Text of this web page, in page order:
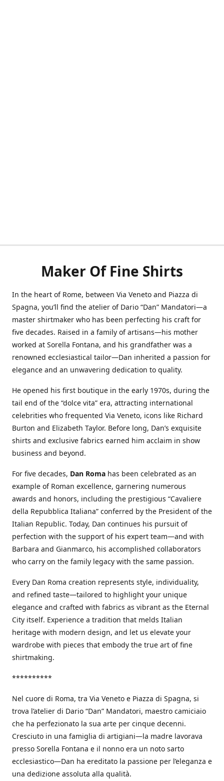
Maker Of Fine Shirts
In the heart of Rome, between Via Veneto and Piazza di
Spagna, you’ll find the atelier of Dario “Dan” Mandatori—a
master shirtmaker who has been perfecting his craft for
five decades. Raised in a family of artisans—his mother
worked at Sorella Fontana, and his grandfather was a
renowned ecclesiastical tailor—Dan inherited a passion for
elegance and an unwavering dedication to quality.
He opened his first boutique in the early 1970s, during the
tail end of the “dolce vita” era, attracting international
celebrities who frequented Via Veneto, icons like Richard
Burton and Elizabeth Taylor. Before long, Dan’s exquisite
shirts and exclusive fabrics earned him acclaim in show
business and beyond.
For five decades, Dan Roma has been celebrated as an
example of Roman excellence, garnering numerous
awards and honors, including the prestigious “Cavaliere
della Repubblica Italiana” conferred by the President of the
Italian Republic. Today, Dan continues his pursuit of
perfection with the support of his expert team—and with
Barbara and Gianmarco, his accomplished collaborators
who carry on the family legacy with the same passion.
Every Dan Roma creation represents style, individuality,
and refined taste—tailored to highlight your unique
elegance and crafted with fabrics as vibrant as the Eternal
City itself. Experience a tradition that melds Italian
heritage with modern design, and let us elevate your
wardrobe with pieces that embody the true art of fine
shirtmaking.
**********
Nel cuore di Roma, tra Via Veneto e Piazza di Spagna, si
trova l’atelier di Dario “Dan” Mandatori, maestro camiciaio
che ha perfezionato la sua arte per cinque decenni.
Cresciuto in una famiglia di artigiani—la madre lavorava
presso Sorella Fontana e il nonno era un noto sarto
ecclesiastico—Dan ha ereditato la passione per l’eleganza e
una dedizione assoluta alla qualità.